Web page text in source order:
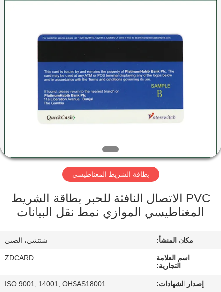
عنا
في
المعمل
مراقبة
الجودة
Shenzhen
بطاقة الشريط المغناطيسي
PVC الاتصال النافثة للحبر بطاقة الشريط
المغناطيسي الموازي نمط نقل البيانات
مكان المنشأ: شنتشن، الصين
اسم العلامة
التجارية:
ZDCARD
إصدار الشهادات: ISO 9001, 14001, OHSAS18001